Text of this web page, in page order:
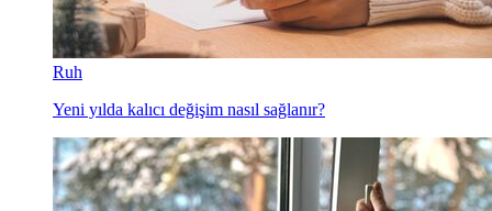
Ruh
Yeni yılda kalıcı değişim nasıl sağlanır?